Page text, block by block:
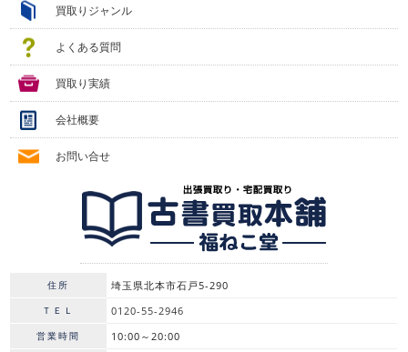
買取りジャンル
よくある質問
買取り実績
会社概要
お問い合せ
住所 埼玉県北本市石戸5-290
ＴＥＬ 0120-55-2946
営業時間 10:00～20:00